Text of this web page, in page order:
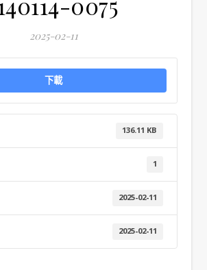
2025-02-11
下載
136.11 KB
1
2025-02-11
2025-02-11